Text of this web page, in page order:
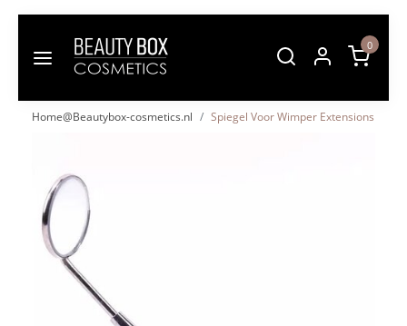
0
Home@Beautybox-cosmetics.nl Spiegel Voor Wimper Extensions